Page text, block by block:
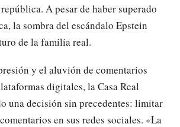
A pesar de haber superado
la sombra del escándalo Epstein
de la familia real.
y el aluvión de comentarios
digitales, la Casa Real
una decisión sin precedentes: limitar
en sus redes sociales. «La